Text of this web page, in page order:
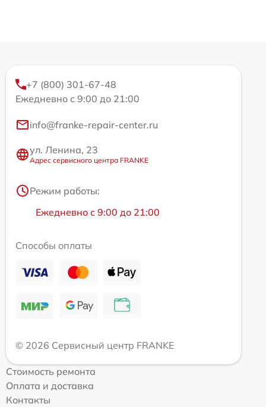
+7 (800) 301-67-48
Ежедневно с 9:00 до 21:00
info@franke-repair-center.ru
ул. Ленина, 23
Адрес сервисного центра FRANKE
Режим работы:
Ежедневно с 9:00 до 21:00
Способы оплаты
© 2026 Сервисный центр FRANKE
Стоимость ремонта
Оплата и доставка
Контакты